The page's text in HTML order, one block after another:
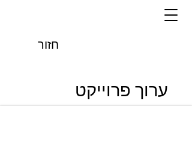
חזור
ערוך פרוייקט